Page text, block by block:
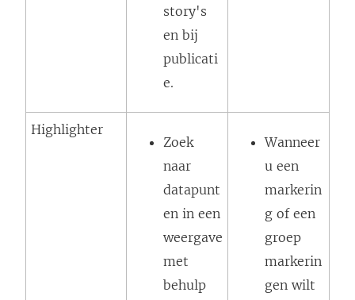
story's
en bij
publicati
e.
Highlighter
Zoek
naar
datapunt
en in een
weergave
met
behulp
Wanneer
u een
markerin
g of een
groep
markerin
gen wilt